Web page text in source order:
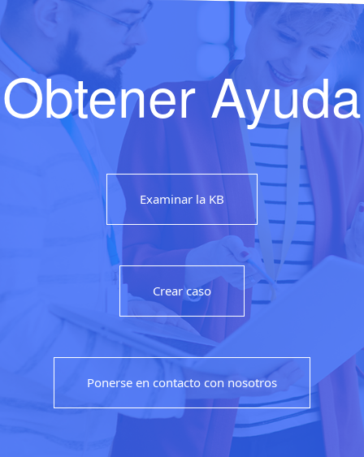
Obtener Ayuda
Examinar la KB
Crear caso
Ponerse en contacto con nosotros